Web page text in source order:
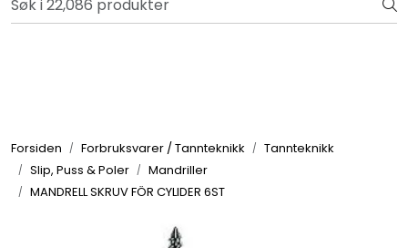
Skip to main content
Bli totalkunde og få en rekke fordeler. Les mer!
Forsiden Forbruksvarer / Tannteknikk
Tannteknikk
Slip, Puss & Poler
Mandriller
MANDRELL SKRUV FÖR CYLIDER 6ST
Småutstyr